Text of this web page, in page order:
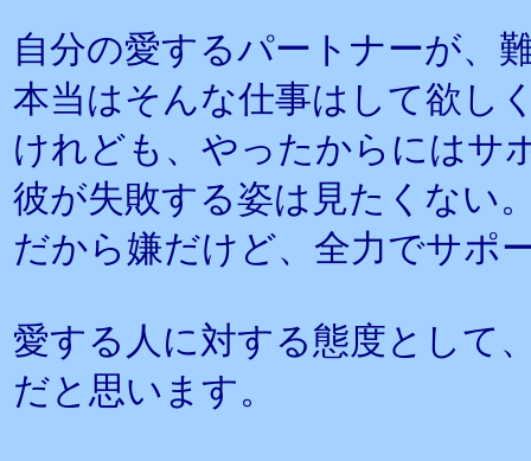
自分の愛するパートナーが、
本当はそんな仕事はして欲し
けれども、やったからにはサ
彼が失敗する姿は見たくない
だから嫌だけど、全力でサポ
愛する人に対する態度として
だと思います。